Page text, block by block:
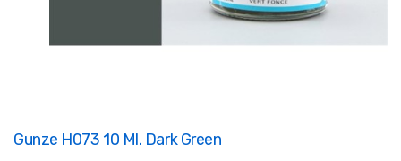
Gunze H073 10 Ml. Dark Green